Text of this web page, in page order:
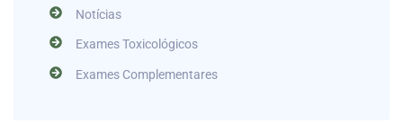
Notícias
Exames Toxicológicos
Exames Complementares